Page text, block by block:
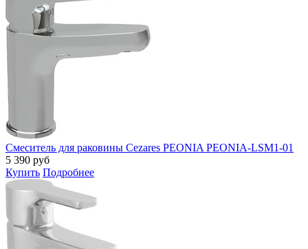
Смеситель для раковины Cezares PEONIA PEONIA-LSM1-01
5 390 руб
Купить Подробнее